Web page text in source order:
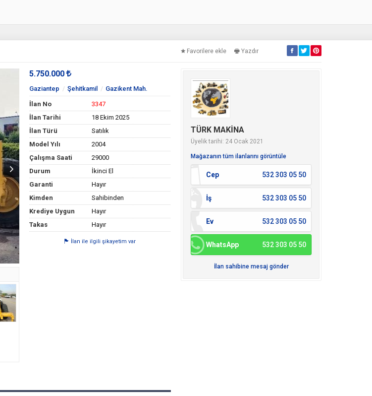
Favorilere ekle Yazdır
5.750.000
Gaziantep Şehitkamil Gazikent Mah.
İlan No
3347
İlan Tarihi
18 Ekim 2025
İlan Türü
Satılık
Model Yılı
2004
Çalışma Saati
29000
Durum
İkinci El
Garanti
Hayır
Kimden
Sahibinden
Krediye Uygun
Hayır
Takas
Hayır
İlan ile ilgili şikayetim var
TÜRK MAKİNA
Üyelik tarihi: 24 Ocak 2021
Mağazanın tüm ilanlarını görüntüle
Cep 532 303 05 50
İş 532 303 05 50
Ev 532 303 05 50
WhatsApp 532 303 05 50
İlan sahibine mesaj gönder